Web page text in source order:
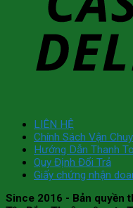
LIÊN HỆ
Chính Sách Vận
Hướng Dẫn Thanh
Quy Định Đổi Trả
Giấy chứng nhận
Since 2016 - Bản quyền